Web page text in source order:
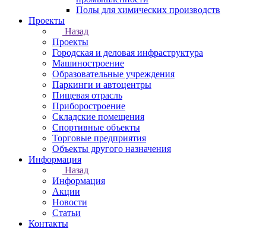
Полы для химических производств
Проекты
Назад
Проекты
Городская и деловая инфраструктура
Машиностроение
Образовательные учреждения
Паркинги и автоцентры
Пищевая отрасль
Приборостроение
Складские помещения
Спортивные объекты
Торговые предприятия
Объекты другого назначения
Информация
Назад
Информация
Акции
Новости
Статьи
Контакты